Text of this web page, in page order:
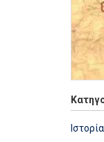
Ιστορία